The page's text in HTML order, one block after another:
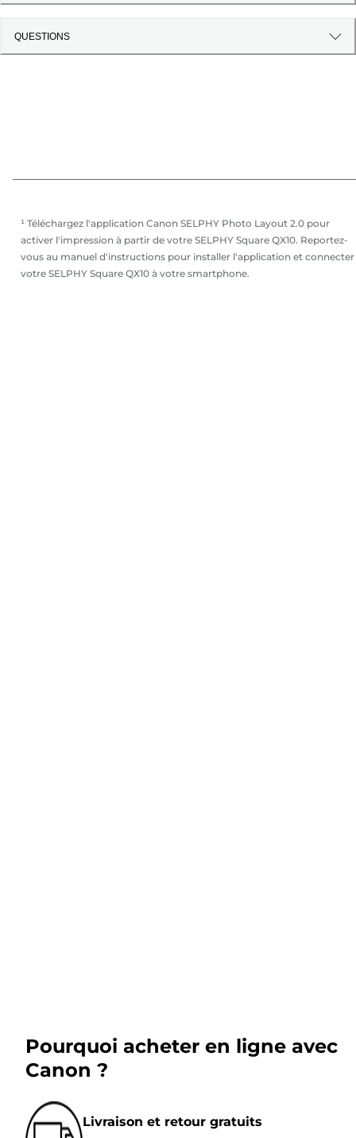
QUESTIONS
¹ Téléchargez l'application Canon SELPHY Photo Layout 2.0 pour
activer l'impression à partir de votre SELPHY Square QX10. Reportez-
vous au manuel d'instructions pour installer l'application et connecter
votre SELPHY Square QX10 à votre smartphone.
Pourquoi acheter en ligne avec
Canon ?
Livraison et retour gratuits